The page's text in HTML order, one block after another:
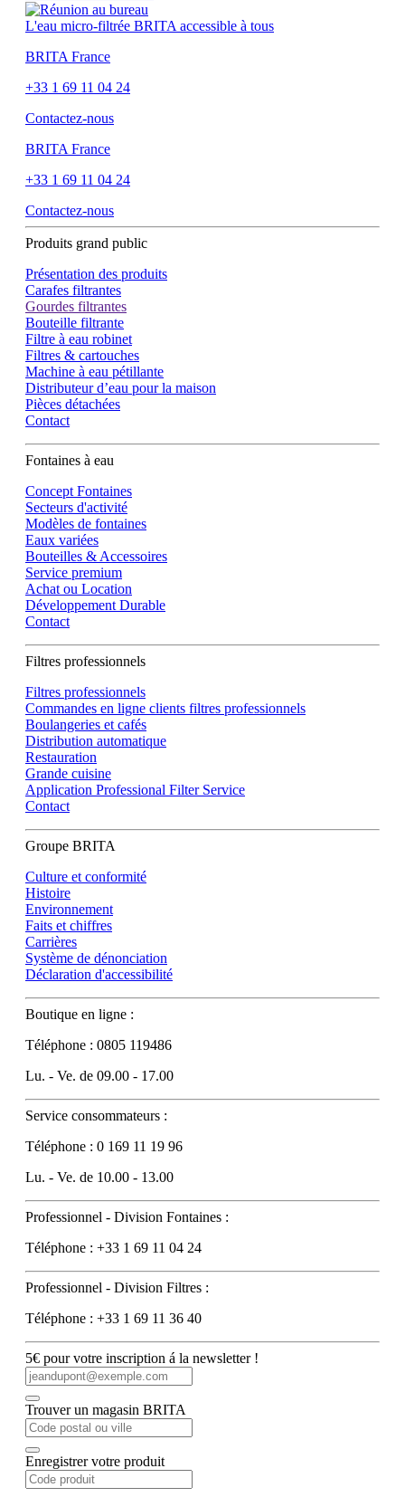
L'eau micro-filtrée BRITA accessible à tous
BRITA France
+33 1 69 11 04 24
Contactez-nous
BRITA France
+33 1 69 11 04 24
Contactez-nous
Produits grand public
Présentation des produits
Carafes filtrantes
Gourdes filtrantes
Bouteille filtrante
Filtre à eau robinet
Filtres & cartouches
Machine à eau pétillante
Distributeur d’eau pour la maison
Pièces détachées
Contact
Fontaines à eau
Concept Fontaines
Secteurs d'activité
Modèles de fontaines
Eaux variées
Bouteilles & Accessoires
Service premium
Achat ou Location
Développement Durable
Contact
Filtres professionnels
Filtres professionnels
Commandes en ligne clients filtres professionnels
Boulangeries et cafés
Distribution automatique
Restauration
Grande cuisine
Application Professional Filter Service
Contact
Groupe BRITA
Culture et conformité
Histoire
Environnement
Faits et chiffres
Carrières
Système de dénonciation
Déclaration d'accessibilité
Boutique en ligne :
Téléphone : 0805 119486
Lu. - Ve. de 09.00 - 17.00
Service consommateurs :
Téléphone : 0 169 11 19 96
Lu. - Ve. de 10.00 - 13.00
Professionnel - Division Fontaines :
Téléphone : +33 1 69 11 04 24
Professionnel - Division Filtres :
Téléphone : +33 1 69 11 36 40
5€ pour votre inscription á la newsletter !
Trouver un magasin BRITA
Enregistrer votre produit